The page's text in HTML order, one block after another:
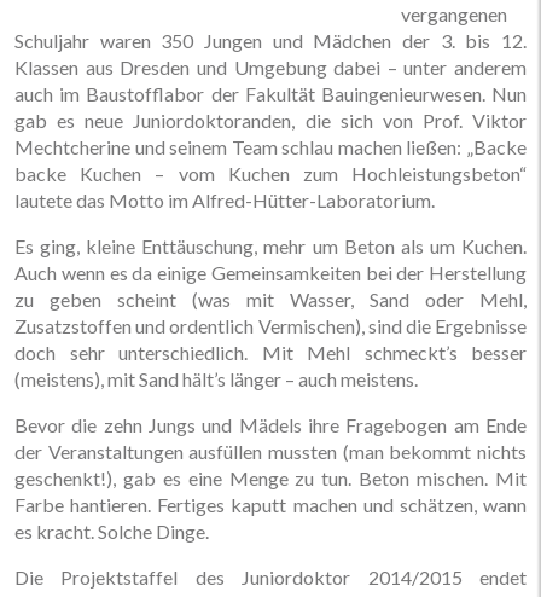
vergangenen
Schuljahr waren 350 Jungen und Mädchen der 3. bis 12.
Klassen aus Dresden und Umgebung dabei – unter anderem
auch im Baustofflabor der Fakultät Bauingenieurwesen. Nun
gab es neue Juniordoktoranden, die sich von Prof. Viktor
Mechtcherine und seinem Team schlau machen ließen: „Backe
backe Kuchen – vom Kuchen zum Hochleistungsbeton“
lautete das Motto im Alfred-Hütter-Laboratorium.
Es ging, kleine Enttäuschung, mehr um Beton als um Kuchen.
Auch wenn es da einige Gemeinsamkeiten bei der Herstellung
zu geben scheint (was mit Wasser, Sand oder Mehl,
Zusatzstoffen und ordentlich Vermischen), sind die Ergebnisse
doch sehr unterschiedlich. Mit Mehl schmeckt’s besser
(meistens), mit Sand hält’s länger – auch meistens.
Bevor die zehn Jungs und Mädels ihre Fragebogen am Ende
der Veranstaltungen ausfüllen mussten (man bekommt nichts
geschenkt!), gab es eine Menge zu tun. Beton mischen. Mit
Farbe hantieren. Fertiges kaputt machen und schätzen, wann
es kracht. Solche Dinge.
Die Projektstaffel des Juniordoktor 2014/2015 endet